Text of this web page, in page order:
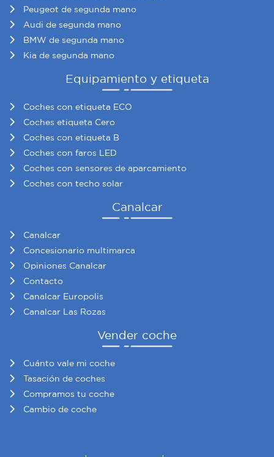
Peugeot de segunda mano
Audi de segunda mano
BMW de segunda mano
Kia de segunda mano
Equipamiento y etiqueta
Coches con etiqueta ECO
Coches etiqueta Cero
Coches con etiqueta B
Coches con faros LED
Coches con sensores de aparcamiento
Coches con techo solar
Canalcar
Canalcar
Concesionario multimarca
Opiniones Canalcar
Contacto
Canalcar Europolis
Canalcar Las Rozas
Vender coche
Cuánto vale mi coche
Tasación de coches
Compramos tu coche
Cambio de coche